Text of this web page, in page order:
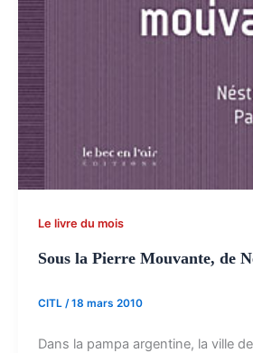
Le livre du mois
Sous la Pierre Mouvante, de
CITL /18 mars 2010
Dans la pampa argentine, la ville